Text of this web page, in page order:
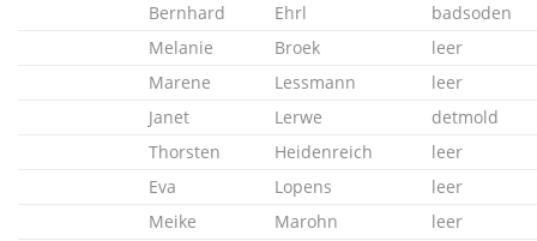
Bernhard
Ehrl
badsoden
Melanie
Broek
leer
Marene
Lessmann
leer
Janet
Lerwe
detmold
Thorsten
Heidenreich
leer
Eva
Lopens
leer
Meike
Marohn
leer